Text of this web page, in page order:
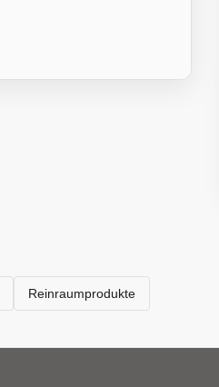
Reinraumprodukte